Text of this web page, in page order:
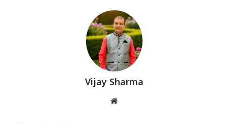
Vijay Sharma